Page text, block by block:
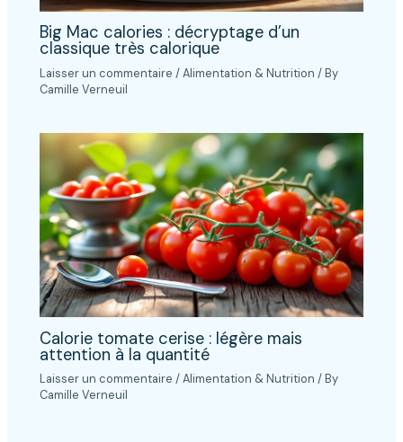
Big Mac calories : décryptage d’un
classique très calorique
Laisser un commentaire /Alimentation & Nutrition / By
Camille Verneuil
Calorie tomate cerise : légère mais
attention à la quantité
Laisser un commentaire /Alimentation & Nutrition / By
Camille Verneuil